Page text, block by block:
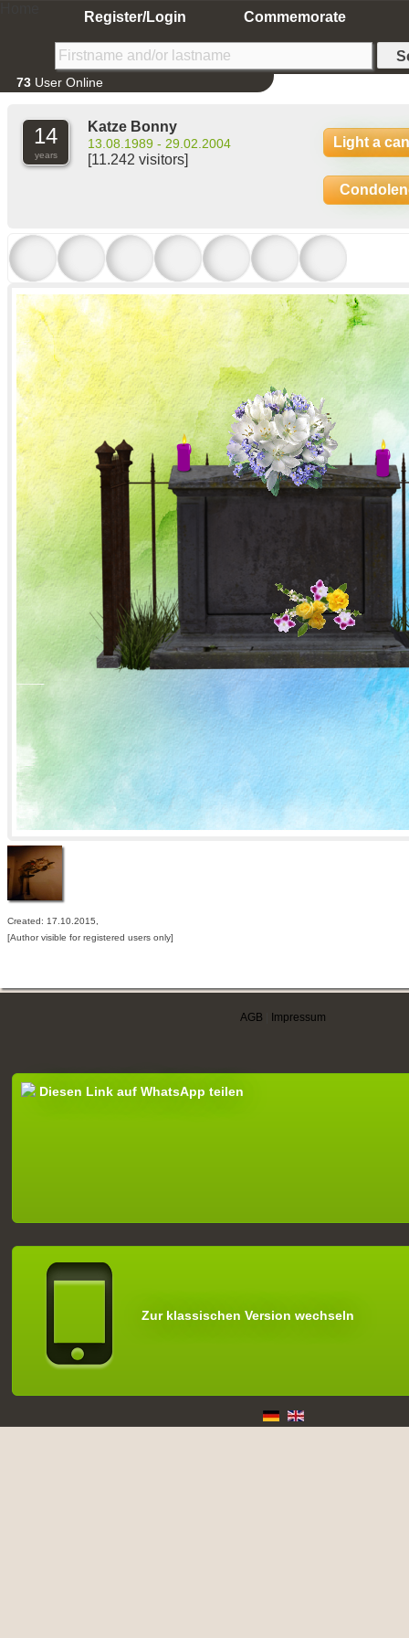
Register/Login Commemorate
73 User Online
14
years
Katze Bonny
13.08.1989 - 29.02.2004
[11.242 visitors]
Light a
Created: 17.10.2015,
[Author visible for registered users only]
AGB Impressum
Diesen Link auf WhatsApp teilen
Zur klassischen Version wechseln